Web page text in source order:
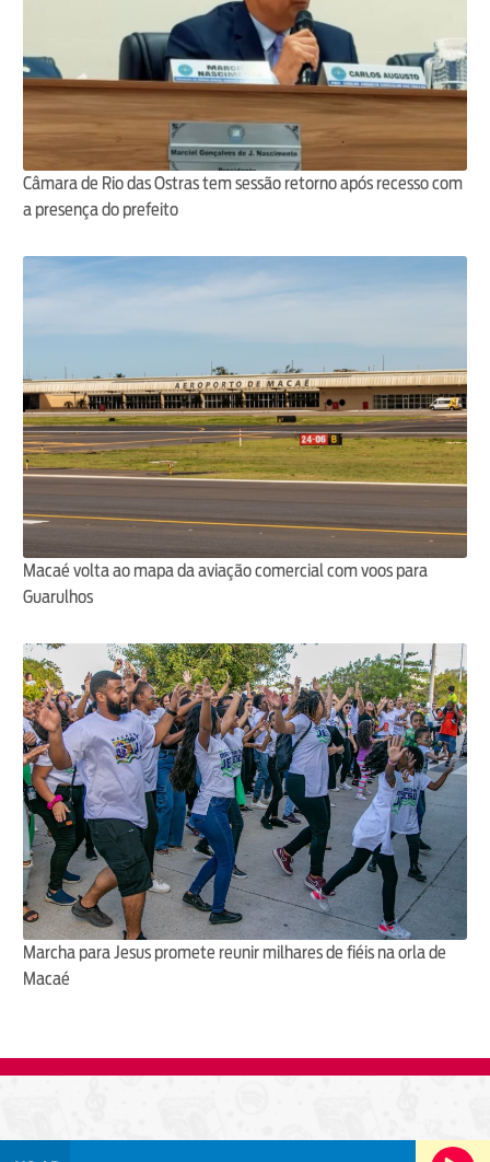
Câmara de Rio das Ostras tem sessão retorno após recesso com
a presença do prefeito
Macaé volta ao mapa da aviação comercial com voos para
Guarulhos
Marcha para Jesus promete reunir milhares de fiéis na orla de
Macaé